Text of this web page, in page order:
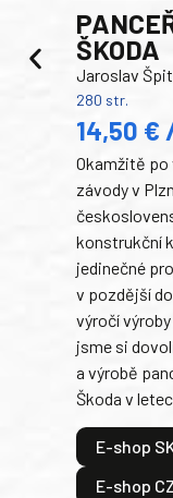
ŠKODA
Jaroslav
280 str.
14,50 €
Okamžitě po
závody v
konstrukční
jedinečné
v pozdější
výročí
jsme si
a výrobě
Škoda v
E-shop
E-shop CZ